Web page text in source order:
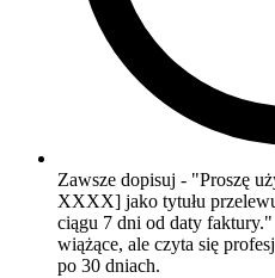
Zawsze dopisuj - "Proszę
XXXX] jako tytułu
ciągu 7 dni od daty
wiążące, ale czyta się
po 30 dniach.